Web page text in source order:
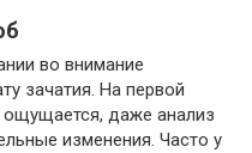
во внимание
зачатия. На первой
ощущается, даже анализ
изменения. Часто у